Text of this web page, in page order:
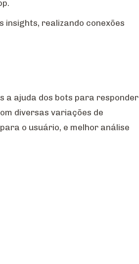
insights, realizando conexões
a ajuda dos bots para responder
diversas variações de
o usuário, e melhor análise